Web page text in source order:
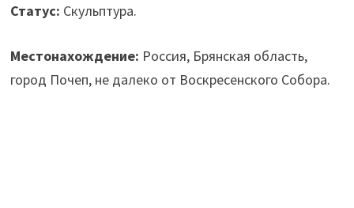
Статус: Скульптура.
Местонахождение: Россия, Брянская область,
город Почеп, не далеко от Воскресенского Собора.